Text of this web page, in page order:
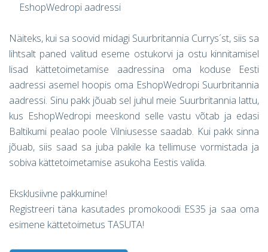
EshopWedropi aadressi
Näiteks, kui sa soovid midagi Suurbritannia Currys´st, siis sa
lihtsalt paned valitud eseme ostukorvi ja ostu kinnitamisel
lisad kättetoimetamise aadressina oma koduse Eesti
aadressi asemel hoopis oma EshopWedropi Suurbritannia
aadressi. Sinu pakk jõuab sel juhul meie Suurbritannia lattu,
kus EshopWedropi meeskond selle vastu võtab ja edasi
Baltikumi pealao poole Vilniusesse saadab. Kui pakk sinna
jõuab, siis saad sa juba pakile ka tellimuse vormistada ja
sobiva kättetoimetamise asukoha Eestis valida.
Eksklusiivne pakkumine!
Registreeri täna kasutades promokoodiES35 ja saa oma
esimene kättetoimetus TASUTA!